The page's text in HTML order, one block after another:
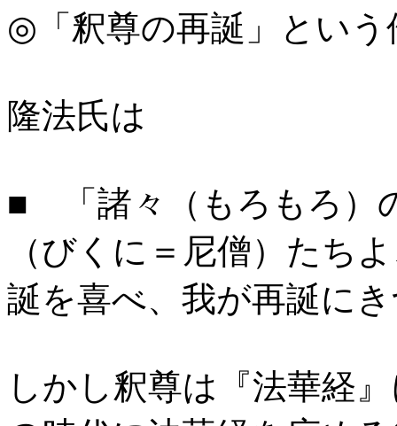
◎「釈尊の再誕」という
隆法氏は
■ 「諸々（もろもろ）
（びくに＝尼僧）たち
誕を喜べ、我が再誕
しかし釈尊は『法華経